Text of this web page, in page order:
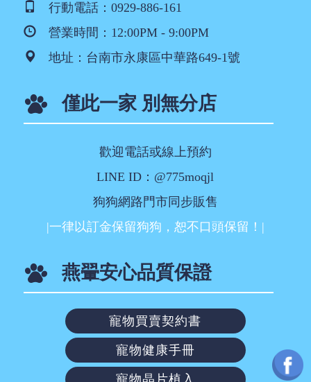
行動電話： 0929-886-161
營業時間：12:00PM - 9:00PM
地址： 台南市永康區中華路649-1號
僅此一家 別無分店
歡迎電話或線上預約
LINE ID：@775moqjl
狗狗網路門市同步販售
|一律以訂金保留狗狗，恕不口頭保留！|
燕翬安心品質保證
寵物買賣契約書
寵物健康手冊
寵物晶片植入